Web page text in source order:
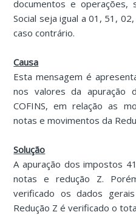
documentos e operações,
Social seja igual a 01, 51,
caso contrário.
Causa
Esta mensagem é
nos valores da apuração
COFINS, em relação as
notas e movimentos da
Solução
A apuração dos impostos
notas e redução Z.
verificado os dados
Redução Z é verificado o